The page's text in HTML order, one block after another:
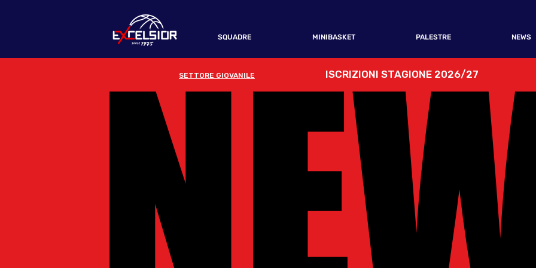
SQUADRE MINIBASKET PALESTRE NEWS
SETTORE GIOVANILE ISCRIZIONI STAGIONE 2026/27